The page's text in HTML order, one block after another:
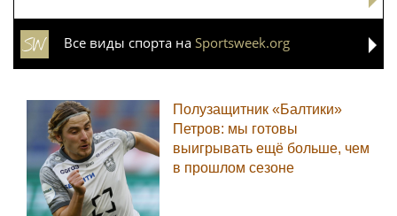
Все виды спорта на Sportsweek.org
Полузащитник «Балтики»
Петров: мы готовы
выигрывать ещё больше, чем
в прошлом сезоне